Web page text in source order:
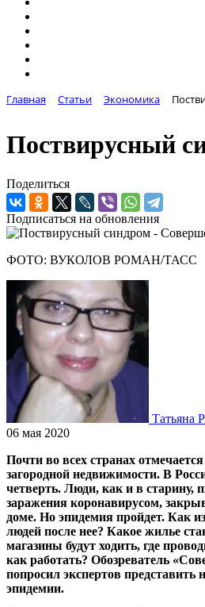
Главная Статьи Экономика
Поствирусный
Поделиться
Подписаться на обновления
ФОТО: ВУКОЛОВ РОМАН/ТАСС
06 мая 2020
Почти во всех странах
загородной недвижимости. В
четверть. Люди, как и в старину,
заражения коронавирусом,
доме. Но эпидемия пройдет. Как
людей после нее? Какое жилье
магазины будут ходить, где
как работать? Обозреватель
попросил экспертов
эпидемии.